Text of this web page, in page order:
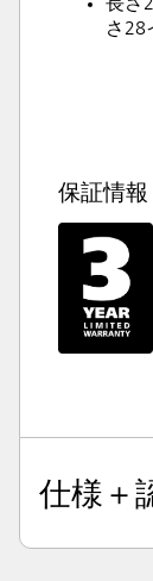
長さ
さ28
保証情報
仕様＋